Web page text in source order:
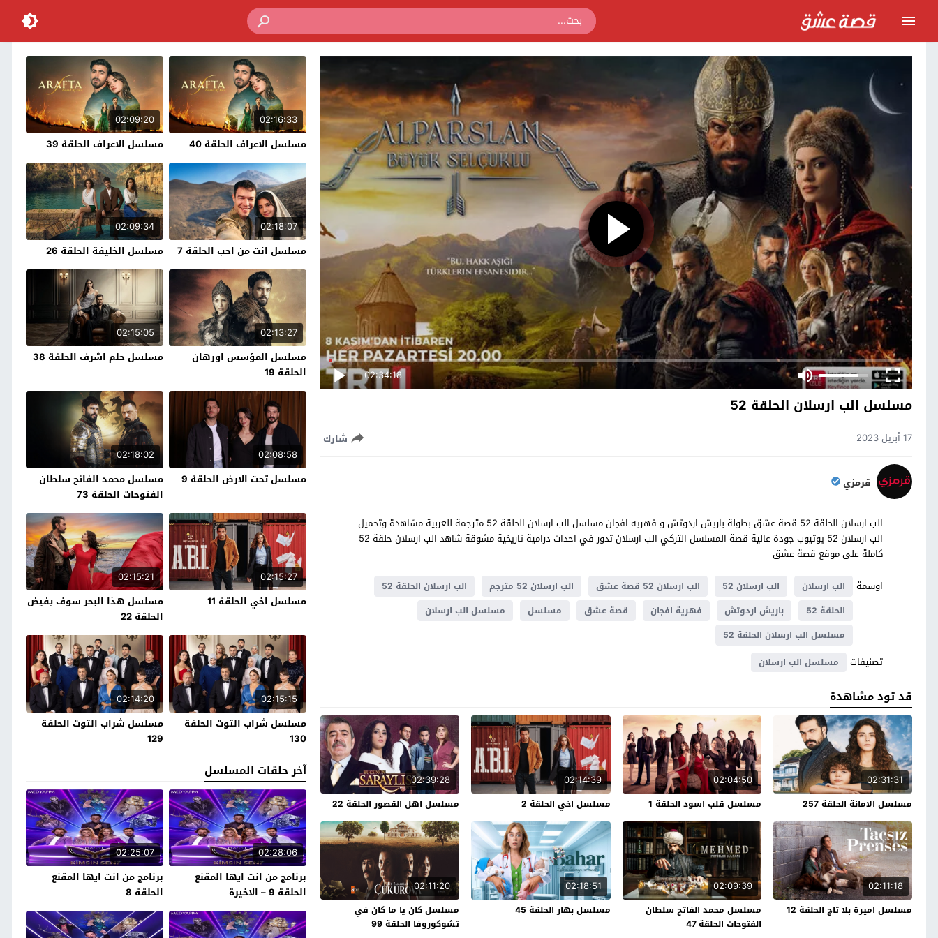
02:34:18
مسلسل الب ارسلان الحلقة 52
17 أبريل 2023 شارك
قرمزي
الب ارسلان الحلقة 52 قصة عشق بطولة باريش اردوتش و فهريه افجان مسلسل الب ارسلان الحلقة 52 مترجمة للعربية مشاهدة وتحميل
الب ارسلان 52 يوتيوب جودة عالية قصة المسلسل التركي الب ارسلان تدور في احداث درامية تاريخية مشوقة شاهد الب ارسلان حلقة 52
كاملة على موقع قصة عشق
اوسمة
الب ارسلان الب ارسلان 52 الب ارسلان 52 قصة عشق الب ارسلان 52 مترجم
الب ارسلان الحلقة 52
الحلقة 52
باريش اردوتش فهرية افجان قصة عشق مسلسل
مسلسل الب ارسلان
مسلسل الب ارسلان الحلقة 52
تصنيفات مسلسل الب ارسلان
قد تود مشاهدة
02:31:31
مسلسل الامانة الحلقة 257
02:04:50
مسلسل قلب اسود الحلقة 1
02:14:39
مسلسل اخي الحلقة 2
02:39:28
مسلسل اهل القصور الحلقة 22
02:11:18
مسلسل اميرة بلا تاج الحلقة 12
02:09:39
مسلسل محمد الفاتح سلطان
الفتوحات الحلقة 47
02:18:51
مسلسل بهار الحلقة 45
02:11:20
مسلسل كان يا ما كان في
تشوكوروفا الحلقة 99
02:16:33
مسلسل الاعراف الحلقة 40
02:09:20
مسلسل الاعراف الحلقة 39
02:18:07
مسلسل انت من احب الحلقة 7
02:09:34
مسلسل الخليفة الحلقة 26
02:13:27
مسلسل المؤسس اورهان
الحلقة 19
02:15:05
مسلسل حلم اشرف الحلقة 38
02:08:58
مسلسل تحت الارض الحلقة 9
02:18:02
مسلسل محمد الفاتح سلطان
الفتوحات الحلقة 73
02:15:27
مسلسل اخي الحلقة 11
02:15:21
مسلسل هذا البحر سوف يفيض
الحلقة 22
02:15:15
مسلسل شراب التوت الحلقة
130
02:14:20
مسلسل شراب التوت الحلقة
129
آخر حلقات المسلسل
02:28:06
برنامج من انت ايها المقنع
الحلقة 9 – الاخيرة
02:25:07
برنامج من انت ايها المقنع
الحلقة 8